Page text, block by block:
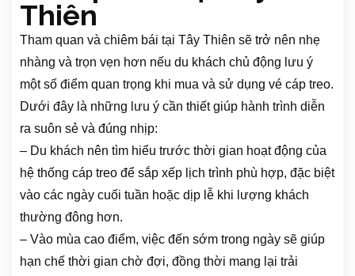
Thiên
Tham quan và chiêm bái tại Tây Thiên sẽ trở nên nhẹ
nhàng và trọn vẹn hơn nếu du khách chủ động lưu ý
một số điểm quan trọng khi mua và sử dụng vé cáp treo.
Dưới đây là những lưu ý cần thiết giúp hành trình diễn
ra suôn sẻ và đúng nhịp:
– Du khách nên tìm hiểu trước thời gian hoạt động của
hệ thống cáp treo để sắp xếp lịch trình phù hợp, đặc biệt
vào các ngày cuối tuần hoặc dịp lễ khi lượng khách
thường đông hơn.
– Vào mùa cao điểm, việc đến sớm trong ngày sẽ giúp
hạn chế thời gian chờ đợi, đồng thời mang lại trải